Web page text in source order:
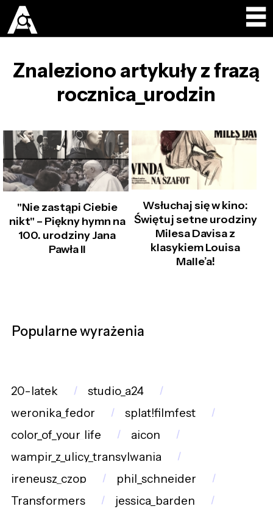
Znaleziono artykuły z frazą
rocznica_urodzin
"Nie zastąpi Ciebie
nikt" – Piękny hymn na
100. urodziny Jana
Pawła II
Wsłuchaj się w kino:
Świętuj setne urodziny
Milesa Davisa z
klasykiem Louisa
Malle’a!
Popularne wyrażenia
20-latek
studio_a24
weronika_fedor
splat!filmfest
color_of_your_life
aicon
wampir_z_ulicy_transylwania
ireneusz_czop
phil_schneider
Transformers
jessica_barden